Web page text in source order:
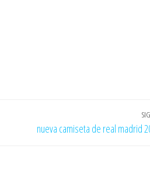
nueva camiseta de real madrid